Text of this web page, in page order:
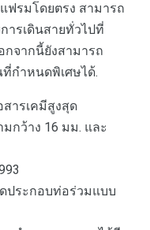
ฟรมโดยตรง สามารถ
ารเดินสายทั่วไปที่
กจากนี้ยังสามารถ
กำหนดพิเศษได้.
ารเคมีสูงสุด
กว้าง 16 มม. และ
ประกอบท่อร่วมแบบ